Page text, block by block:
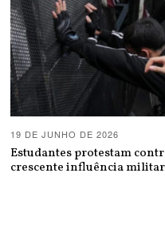
19 DE JUNHO DE 2026
Estudantes protestam
crescente influência